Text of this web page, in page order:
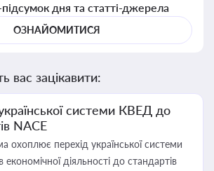
дня та статті-джерела
ОЗНАЙОМИТИСЯ
вас зацікавити:
системи КВЕД до
NACE
охоплює перехід української системи
економічної діяльності до стандартів